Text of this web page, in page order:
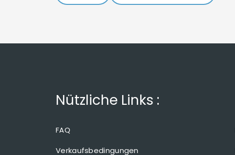
Nützliche Links :
FAQ
Verkaufsbedingungen